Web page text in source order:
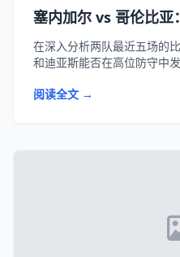
塞内加尔 vs 哥伦比亚
在深入分析两队最近五场的
和迪亚斯能否在高位防守中
阅读全文 →